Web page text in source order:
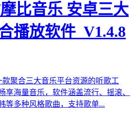
比音乐 安卓三大
播放软件_V1.4.8
聚合三大音乐平台资源的听歌工
享海量音乐，软件涵盖流行、摇滚、
等多种风格歌曲，支持歌单...